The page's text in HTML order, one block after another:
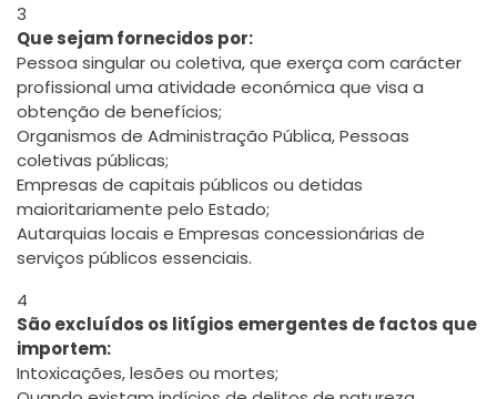
3
Que sejam fornecidos por:
Pessoa singular ou coletiva, que exerça com carácter
profissional uma atividade económica que visa a
obtenção de benefícios;
Organismos de Administração Pública, Pessoas
coletivas públicas;
Empresas de capitais públicos ou detidas
maioritariamente pelo Estado;
Autarquias locais e Empresas concessionárias de
serviços públicos essenciais.
4
São excluídos os litígios emergentes de factos que
importem:
Intoxicações, lesões ou mortes;